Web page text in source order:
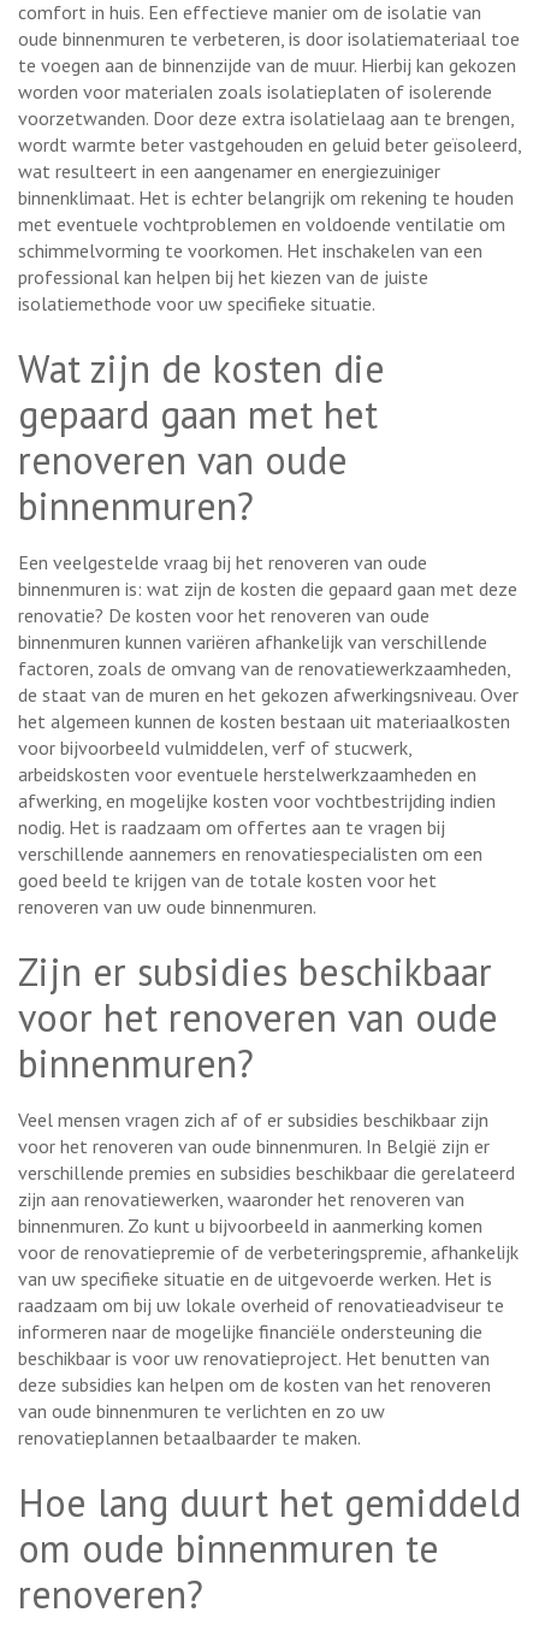
comfort in huis. Een effectieve manier om de isolatie van
oude binnenmuren te verbeteren, is door isolatiemateriaal toe
te voegen aan de binnenzijde van de muur. Hierbij kan gekozen
worden voor materialen zoals isolatieplaten of isolerende
voorzetwanden. Door deze extra isolatielaag aan te brengen,
wordt warmte beter vastgehouden en geluid beter geïsoleerd,
wat resulteert in een aangenamer en energiezuiniger
binnenklimaat. Het is echter belangrijk om rekening te houden
met eventuele vochtproblemen en voldoende ventilatie om
schimmelvorming te voorkomen. Het inschakelen van een
professional kan helpen bij het kiezen van de juiste
isolatiemethode voor uw specifieke situatie.
Wat zijn de kosten die
gepaard gaan met het
renoveren van oude
binnenmuren?
Een veelgestelde vraag bij het renoveren van oude
binnenmuren is: wat zijn de kosten die gepaard gaan met deze
renovatie? De kosten voor het renoveren van oude
binnenmuren kunnen variëren afhankelijk van verschillende
factoren, zoals de omvang van de renovatiewerkzaamheden,
de staat van de muren en het gekozen afwerkingsniveau. Over
het algemeen kunnen de kosten bestaan uit materiaalkosten
voor bijvoorbeeld vulmiddelen, verf of stucwerk,
arbeidskosten voor eventuele herstelwerkzaamheden en
afwerking, en mogelijke kosten voor vochtbestrijding indien
nodig. Het is raadzaam om offertes aan te vragen bij
verschillende aannemers en renovatiespecialisten om een
goed beeld te krijgen van de totale kosten voor het
renoveren van uw oude binnenmuren.
Zijn er subsidies beschikbaar
voor het renoveren van oude
binnenmuren?
Veel mensen vragen zich af of er subsidies beschikbaar zijn
voor het renoveren van oude binnenmuren. In België zijn er
verschillende premies en subsidies beschikbaar die gerelateerd
zijn aan renovatiewerken, waaronder het renoveren van
binnenmuren. Zo kunt u bijvoorbeeld in aanmerking komen
voor de renovatiepremie of de verbeteringspremie, afhankelijk
van uw specifieke situatie en de uitgevoerde werken. Het is
raadzaam om bij uw lokale overheid of renovatieadviseur te
informeren naar de mogelijke financiële ondersteuning die
beschikbaar is voor uw renovatieproject. Het benutten van
deze subsidies kan helpen om de kosten van het renoveren
van oude binnenmuren te verlichten en zo uw
renovatieplannen betaalbaarder te maken.
Hoe lang duurt het gemiddeld
om oude binnenmuren te
renoveren?